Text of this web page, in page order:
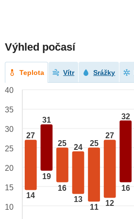
Výhled počasí
Teplota Vítr Srážky
27
14
31
19
25
16
24
13
25
11
27
12
32
16
40
35
30
25
20
15
10